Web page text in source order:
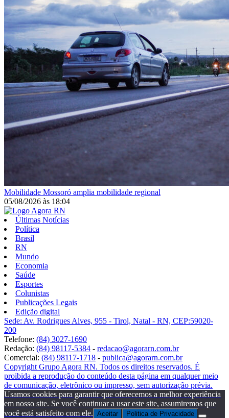
Mobilidade Mossoró amplia mobilidade regional
05/08/2026 às 18:04
Últimas Notícias
Política
Brasil
RN
Mundo
Economia
Saúde
Esportes
Colunistas
Publicações Legais
Edição digital
Sede: Av. Rodrigues Alves, 955 - Tirol, Natal - RN, CEP:59020-
200
Telefone: (84) 3027-1690
Redação: (84) 98117-5384 - redacao@agorarn.com.br
Comercial: (84) 98117-1718 - publica@agorarn.com.br
Copyright Grupo Agora RN. Todos os direitos reservados. É
proibida a reprodução do conteúdo desta página em qualquer meio
de comunicação, eletrônico ou impresso, sem autorização prévia.
Usamos cookies para garantir que oferecemos a melhor experiência
em nosso site. Se você continuar a usar este site, assumiremos que
você está satisfeito com ele. Aceitar Politica de Privacidade